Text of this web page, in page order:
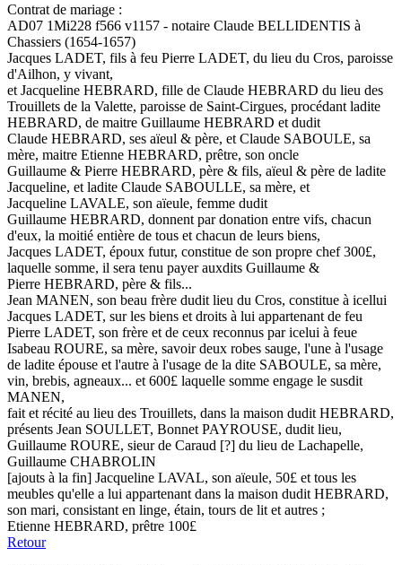
Contrat de mariage :
AD07 1Mi228 f566 v1157 - notaire Claude BELLIDENTIS à
Chassiers (1654-1657)
Jacques LADET, fils à feu Pierre LADET, du lieu du Cros, paroisse
d'Ailhon, y vivant,
et Jacqueline HEBRARD, fille de Claude HEBRARD du lieu des
Trouillets de la Valette, paroisse de Saint-Cirgues, procédant ladite
HEBRARD, de maitre Guillaume HEBRARD et dudit
Claude HEBRARD, ses aïeul & père, et Claude SABOULE, sa
mère, maitre Etienne HEBRARD, prêtre, son oncle
Guillaume & Pierre HEBRARD, père & fils, aïeul & père de ladite
Jacqueline, et ladite Claude SABOULLE, sa mère, et
Jacqueline LAVALE, son aïeule, femme dudit
Guillaume HEBRARD, donnent par donation entre vifs, chacun
d'eux, la moitié entière de tous et chacun de leurs biens,
Jacques LADET, époux futur, constitue de son propre chef 300£,
laquelle somme, il sera tenu payer auxdits Guillaume &
Pierre HEBRARD, père & fils...
Jean MANEN, son beau frère dudit lieu du Cros, constitue à icellui
Jacques LADET, sur les biens et droits à lui appartenant de feu
Pierre LADET, son frère et de ceux reconnus par icelui à feue
Isabeau ROURE, sa mère, savoir deux robes sauge, l'une à l'usage
de ladite épouse et l'autre à l'usage de la dite SABOULE, sa mère,
vin, brebis, agneaux... et 600£ laquelle somme engage le susdit
MANEN,
fait et récité au lieu des Trouillets, dans la maison dudit HEBRARD,
présents Jean SOULLET, Bonnet PAYROUSE, dudit lieu,
Guillaume ROURE, sieur de Caraud [?] du lieu de Lachapelle,
Guillaume CHABROLIN
[ajouts à la fin] Jacqueline LAVAL, son aïeule, 50£ et tous les
meubles qu'elle a lui appartenant dans la maison dudit HEBRARD,
son mari, consistant en linge, étain, tours de lit et autres ;
Etienne HEBRARD, prêtre 100£
Retour